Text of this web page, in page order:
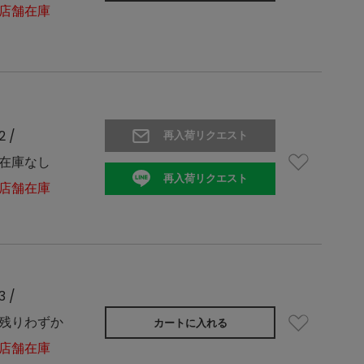
舗在庫
/
庫なし
舗在庫
再入荷リクエスト
再入荷リクエスト
/
りわずか
舗在庫
カートに入れる